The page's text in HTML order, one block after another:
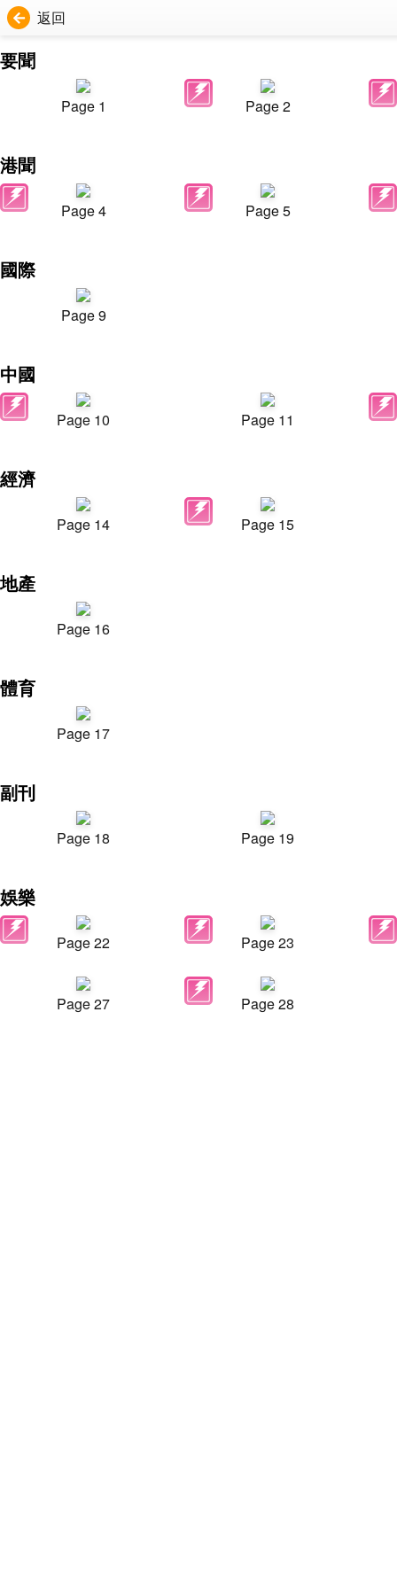
返回
要聞
Page 1 Page 2
港聞
Page 4 Page 5
國際
Page 9
中國
Page 10 Page 11
經濟
Page 14 Page 15
地產
Page 16
體育
Page 17
副刊
Page 18 Page 19
娛樂
Page 22 Page 23
Page 27 Page 28